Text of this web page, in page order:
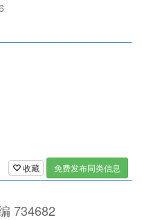
收藏 免费发布同类信息
734682